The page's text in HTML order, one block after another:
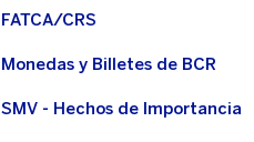
FATCA/CRS
Monedas y Billetes de BCR
SMV - Hechos de Importancia